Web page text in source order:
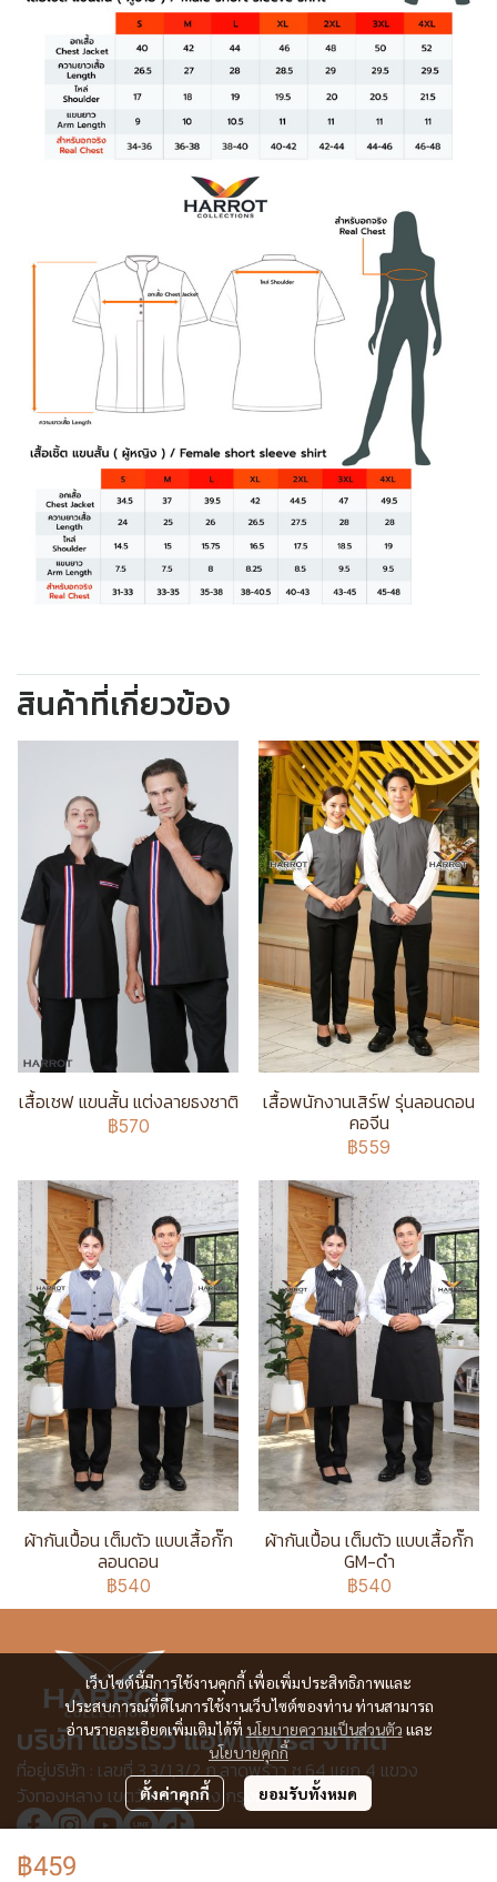
สินค้าที่เกี่ยวข้อง
เสื้อเชฟ แขนสั้น แต่งลายธงชาติ
฿570
เสื้อพนักงานเสิร์ฟ รุ่นลอนดอน
คอจีน
฿559
ผ้ากันเปื้อน เต็มตัว แบบเสื้อกั๊ก
ลอนดอน
฿540
ผ้ากันเปื้อน เต็มตัว แบบเสื้อกั๊ก
GM-ดำ
฿540
฿459
เว็บไซต์นี้มีการใช้งานคุกกี้ เพื่อเพิ่มประสิทธิภาพและ
ประสบการณ์ที่ดีในการใช้งานเว็บไซต์ของท่าน ท่านสามารถ
อ่านรายละเอียดเพิ่มเติมได้ที่ นโยบายความเป็นส่วนตัว และ
นโยบายคุกกี้
ตั้งค่าคุกกี้ ยอมรับทั้งหมด
บริษัท แอร์โรว์ แอพแพเรล จำกัด
ที่อยู่บริษัท : เลขที่ 3,3/1,3/2 ก.ลาดพร้าว ซ.64 แยก 4 แขวง
วังทองหลาง เขตวังทองหลาง กรุงเทพฯ 10310